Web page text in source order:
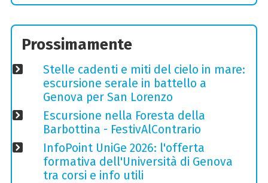
Prossimamente
Stelle cadenti e miti del cielo in mare:
escursione serale in battello a
Genova per San Lorenzo
Escursione nella Foresta della
Barbottina - FestivAlContrario
InfoPoint UniGe 2026: l'offerta
formativa dell'Università di Genova
tra corsi e info utili